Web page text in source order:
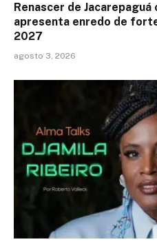
Renascer de
apresenta enredo de
2027
agosto 3, 2026